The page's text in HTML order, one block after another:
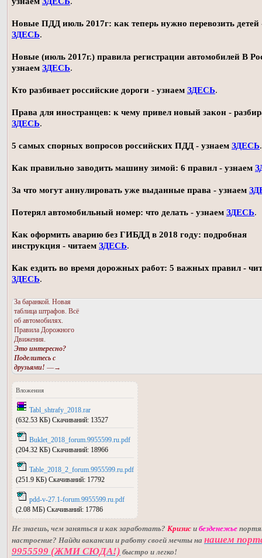
Новые ПДД июль 2017г: как теперь нужно перевозить детей
ЗДЕСЬ.
Новые (июль 2017г.) правила регистрации автомобилей В
узнаем ЗДЕСЬ.
Кто разбивает российские дороги - узнаем ЗДЕСЬ.
Права для иностранцев: к чему привел новый закон -
ЗДЕСЬ.
5 самых спорных вопросов российских ПДД - узнаем ЗДЕСЬ.
Как правильно заводить машину зимой: 6 правил - узнаем
За что могут аннулировать уже выданные права - узнаем
Потерял автомобильный номер: что делать - узнаем ЗДЕСЬ.
Как оформить аварию без ГИБДД в 2018 году: подробная
инструкция - читаем ЗДЕСЬ.
Как ездить во время дорожных работ: 5 важных правил -
ЗДЕСЬ.
За баранкой. Новая
таблица штрафов. Всё
об автомобилях.
Правила Дорожного
Движения.
Это интересно?
Поделитесь с
друзьями! —→
Вложения
Tabl_shtrafy_2018.rar
(632.53 КБ) Скачиваний: 13527
Buklet_2018_forum.9955599.ru.pdf
(204.32 КБ) Скачиваний: 18966
Table_2018_2_forum.9955599.ru.pdf
(251.9 КБ) Скачиваний: 17792
pdd-v-27.1-forum.9955599.ru.pdf
(2.08 МБ) Скачиваний: 17786
Не знаешь, чем заняться и как заработать? Кризис и безденежье
настроение? Найди вакансии и работу своей мечты на нашем
9955599 (ЖМИ СЮДА!) быстро и легко!